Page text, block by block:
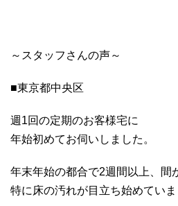
～スタッフさんの声～
■東京都中央区
週1回の定期のお客様宅に
年始初めてお伺いしました。
年末年始の都合で2週間以上、間
特に床の汚れが目立ち始めていま